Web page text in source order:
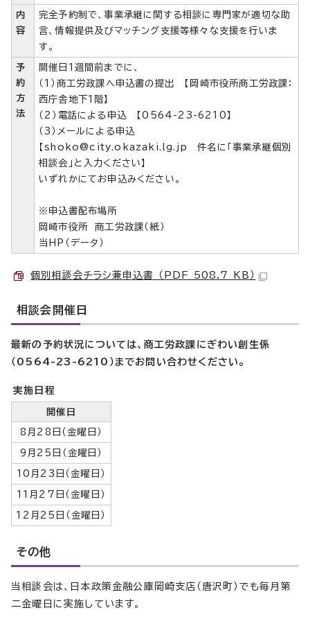
内
容
完全予約制で、事業承継に関する相談に専門家が適切な助
言、情報提供及びマッチング支援等様々な支援を行いま
す。
予
約
方
法
開催日1週間前までに、
（1）商工労政課へ申込書の提出 【岡崎市役所商工労政課：
西庁舎地下1階】
（2）電話による申込 【0564-23-6210】
（3）メールによる申込
【shoko@city.okazaki.lg.jp 件名に「事業承継個別
相談会」と入力ください】
いずれかにてお申込みください。
※申込書配布場所
岡崎市役所 商工労政課（紙）
当HP（データ）
個別相談会チラシ兼申込書 （PDF 508.7 KB）
相談会開催日
最新の予約状況については、商工労政課にぎわい創生係
（0564-23-6210）までお問い合わせください。
実施日程
開催日
8月28日（金曜日）
9月25日（金曜日）
10月23日（金曜日）
11月27日（金曜日）
12月25日（金曜日）
その他
当相談会は、日本政策金融公庫岡崎支店（唐沢町）でも毎月第
二金曜日に実施しています。